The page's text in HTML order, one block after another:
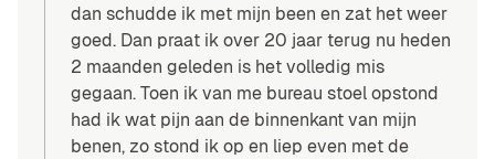
dan schudde ik met mijn been en zat het weer
goed. Dan praat ik over 20 jaar terug nu heden
2 maanden geleden is het volledig mis
gegaan. Toen ik van me bureau stoel opstond
had ik wat pijn aan de binnenkant van mijn
benen, zo stond ik op en liep even met de